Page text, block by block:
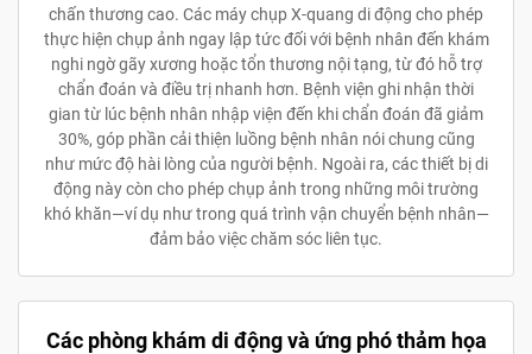
chấn thương cao. Các máy chụp X-quang di động cho phép
thực hiện chụp ảnh ngay lập tức đối với bệnh nhân đến khám
nghi ngờ gãy xương hoặc tổn thương nội tạng, từ đó hỗ trợ
chẩn đoán và điều trị nhanh hơn. Bệnh viện ghi nhận thời
gian từ lúc bệnh nhân nhập viện đến khi chẩn đoán đã giảm
30%, góp phần cải thiện luồng bệnh nhân nói chung cũng
như mức độ hài lòng của người bệnh. Ngoài ra, các thiết bị di
động này còn cho phép chụp ảnh trong những môi trường
khó khăn—ví dụ như trong quá trình vận chuyển bệnh nhân—
đảm bảo việc chăm sóc liên tục.
Các phòng khám di động và ứng phó thảm họa